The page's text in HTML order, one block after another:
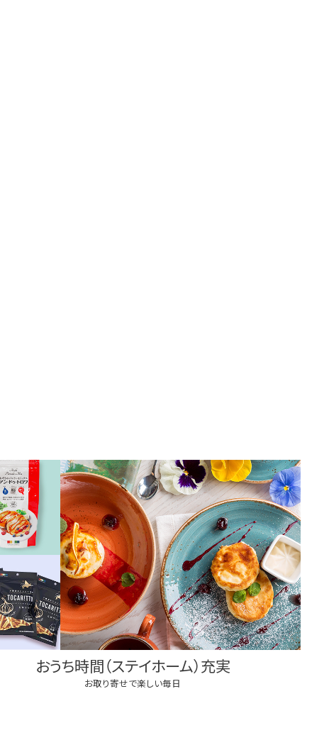
おうち時間（ステイホーム）充実
お取り寄せで楽しい毎日